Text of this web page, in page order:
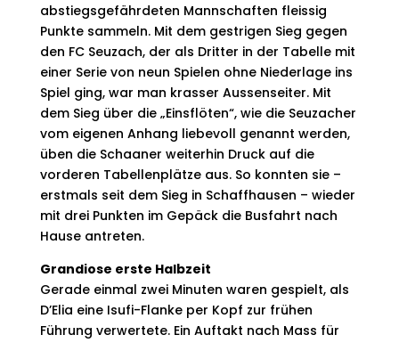
abstiegsgefährdeten Mann­schaften fleissig
Punkte sammeln. Mit dem gestrigen Sieg gegen
den FC Seuzach, der als Dritter in der Tabelle mit
einer Serie von neun Spielen ohne Niederlage ins
Spiel ging, war man krasser Aussenseiter. Mit
dem Sieg über die „Einsflöten“, wie die Seuzacher
vom eigenen Anhang liebevoll genannt werden,
üben die Schaaner weiterhin Druck auf die
vorderen Tabellenplätze aus. So konnten sie –
erstmals seit dem Sieg in Schaffhausen – wieder
mit drei Punkten im Gepäck die Busfahrt nach
Hause antreten.
Grandiose erste Halbzeit
Gerade einmal zwei Minuten waren gespielt, als
D’Elia eine Isufi-Flanke per Kopf zur frühen
Führung verwer­tete. Ein Auftakt nach Mass für